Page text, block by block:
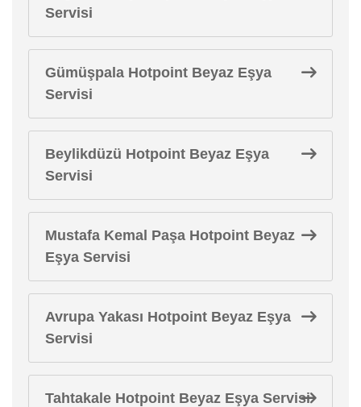
Servisi
Gümüşpala Hotpoint Beyaz Eşya
Servisi
Beylikdüzü Hotpoint Beyaz Eşya
Servisi
Mustafa Kemal Paşa Hotpoint Beyaz
Eşya Servisi
Avrupa Yakası Hotpoint Beyaz Eşya
Servisi
Tahtakale Hotpoint Beyaz Eşya Servisi